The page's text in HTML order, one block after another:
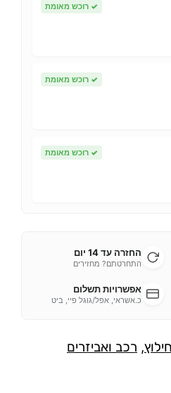
✓ רוכש מאומת
✓ רוכש מאומת
✓ רוכש מאומת
החזרה עד 14 יום
התחרטתם? מחזירים
אפשרויות תשלום
כ.אשראי, אפל/גוגל פיי, ביט
, רכב ואביזרים